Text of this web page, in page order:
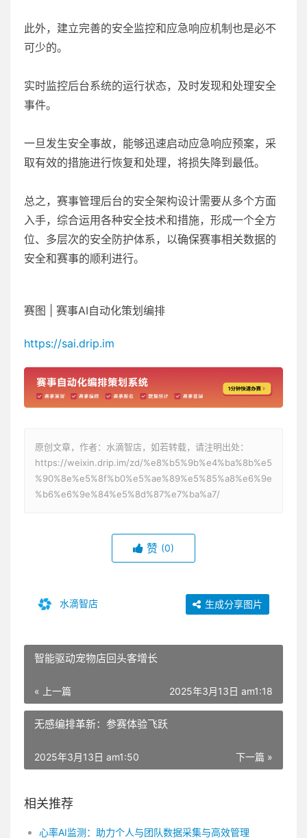
此外，建立完善的安全监控和应急响应机制也是必不
可少的。
实时监控后台系统的运行状态，及时发现和处理安全
事件。
一旦发生安全事故，能够迅速启动应急响应预案，采
取有效的措施进行恢复和处理，将损失降到最低。
总之，赛事管理后台的安全架构设计需要从多个方面
入手，综合运用各种安全技术和措施，形成一个全方
位、多层次的安全防护体系，以确保赛事相关数据的
安全和赛事的顺利进行。
赛图 | 赛事AI自动化策划编排
https://sai.drip.im
原创文章，作者：水滴智店，如若转载，请注明出处：
https://weixin.drip.im/zd/%e8%b5%9b%e4%ba%8b%e5
%90%8e%e5%8f%b0%e5%ae%89%e5%85%a8%e6%9e
%b6%e6%9e%84%e5%8d%87%e7%ba%a7/
赞 (0)
水滴智店 生成分享图片
智能驱动宠物店回头客增长
« 上一篇 2025年3月13日 am1:18
无感编排革新：参赛体验飞跃
下一篇 »
2025年3月13日 am1:50
相关推荐
心率AI监测：助力个人与团队数据采集与高效管理